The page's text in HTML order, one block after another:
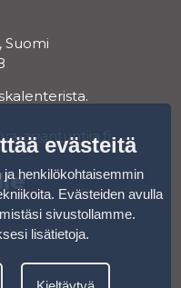
Suomi
asiantuntija.fi
evästeitä
henkilökohtaisemmin
Evästeiden avulla
sivustollamme.
lisätietoja.